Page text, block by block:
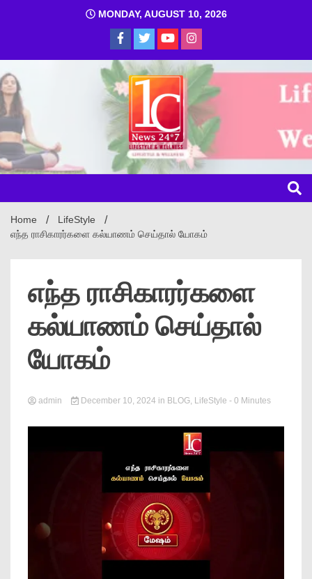
MONDAY, AUGUST 10, 2026
1C
News
Online
Home
LifeStyle
எந்த ராசிகாரர்களை கல்யாணம் செய்தால் யோகம்
எந்த ராசிகாரர்களை
கல்யாணம் செய்தால்
யோகம்
admin December 10, 2024 in BLOG, LifeStyle - 0 Minutes